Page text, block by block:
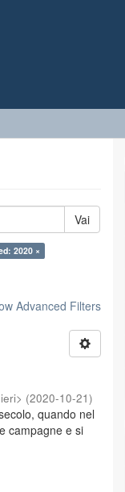
Vai
2020 ×
Advanced Filters
(2020-10-21)
quando nel
campagne e si